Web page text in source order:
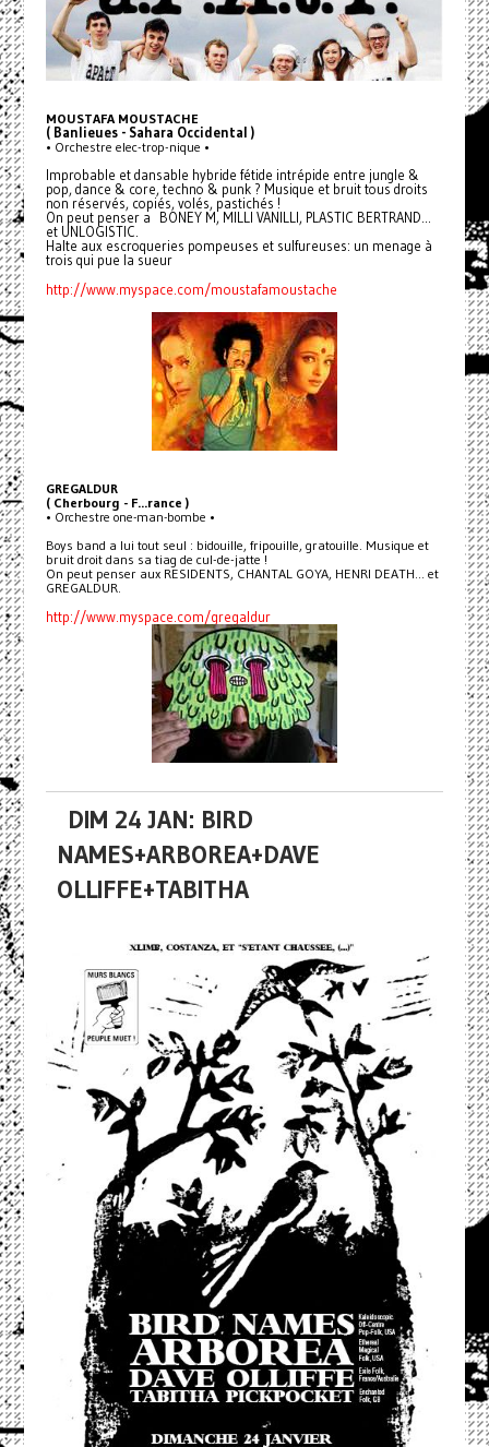
MOUSTAFA MOUSTACHE
( Banlieues - Sahara Occidental )
• Orchestre elec-trop-nique •
Improbable et dansable hybride fétide intrépide entre jungle &
pop, dance & core, techno & punk ? Musique et bruit tous droits
non réservés, copiés, volés, pastichés !
On peut penser a BONEY M, MILLI VANILLI, PLASTIC BERTRAND...
et UNLOGISTIC.
Halte aux escroqueries pompeuses et sulfureuses: un menage à
trois qui pue la sueur
http://www.myspace.com/moustafamoustache
GREGALDUR
( Cherbourg - F...rance )
• Orchestre one-man-bombe •
Boys band a lui tout seul : bidouille, fripouille, gratouille. Musique et
bruit droit dans sa tiag de cul-de-jatte !
On peut penser aux RESIDENTS, CHANTAL GOYA, HENRI DEATH... et
GREGALDUR.
http://www.myspace.com/gregaldur
DIM 24 JAN: BIRD
NAMES+ARBOREA+DAVE
OLLIFFE+TABITHA